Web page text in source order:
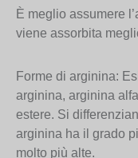
È meglio assumere
viene assorbita
Forme di arginina:
arginina, arginina
estere. Si
arginina ha il grado
molto più alte.